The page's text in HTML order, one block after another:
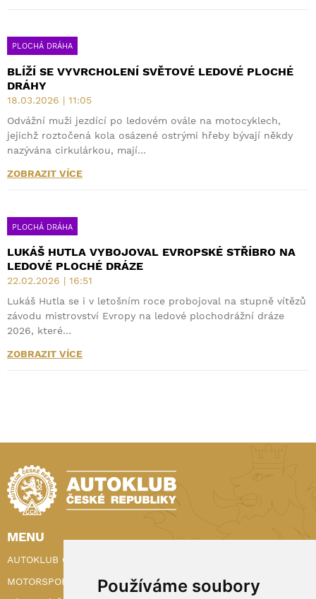
Používáme soubory
PLOCHÁ DRÁHA
BLÍŽÍ SE VYVRCHOLENÍ SVĚTOVÉ LEDOVÉ PLOCHÉ
DRÁHY
18.03.2026 | 11:05
Odvážní muži jezdící po ledovém ovále na motocyklech,
jejichž roztočená kola osázené ostrými hřeby bývají někdy
nazývána cirkulárkou, mají…
ZOBRAZIT VÍCE
PLOCHÁ DRÁHA
LUKÁŠ HUTLA VYBOJOVAL EVROPSKÉ STŘÍBRO NA
LEDOVÉ PLOCHÉ DRÁZE
22.02.2026 | 16:51
Lukáš Hutla se i v letošním roce probojoval na stupně vítězů
závodu mistrovství Evropy na ledové plochodrážní dráze
2026, které…
ZOBRAZIT VÍCE
MENU
AUTOKLUB ČR
MOTORSPORT